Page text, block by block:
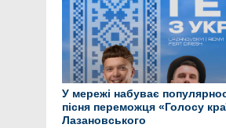
У мережі набуває
пісня переможця «Голосу
Лазановського